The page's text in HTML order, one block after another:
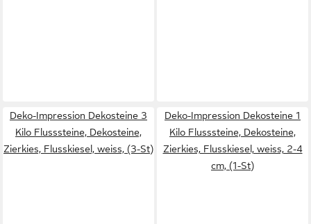
Deko-Impression Dekosteine 3
Kilo Flusssteine, Dekosteine,
Zierkies, Flusskiesel, weiss, (3-St)
Deko-Impression Dekosteine 1
Kilo Flusssteine, Dekosteine,
Zierkies, Flusskiesel, weiss, 2-4
cm, (1-St)